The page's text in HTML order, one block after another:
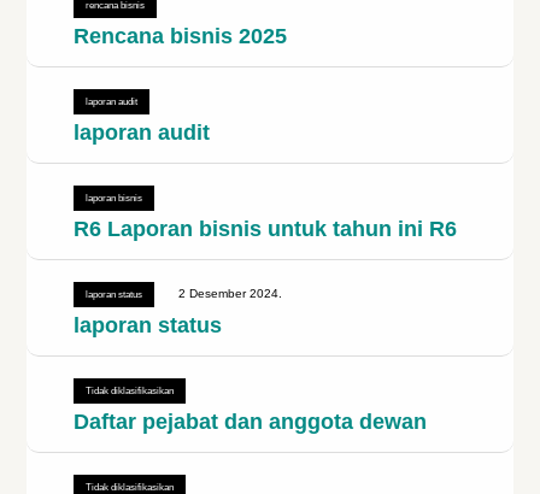
rencana bisnis
Rencana bisnis 2025
laporan audit
laporan audit
laporan bisnis
R6 Laporan bisnis untuk tahun ini R6
laporan status 2 Desember 2024.
laporan status
Tidak diklasifikasikan
Daftar pejabat dan anggota dewan
Tidak diklasifikasikan